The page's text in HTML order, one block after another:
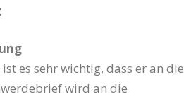
es sehr wichtig, dass er an die
wird an die